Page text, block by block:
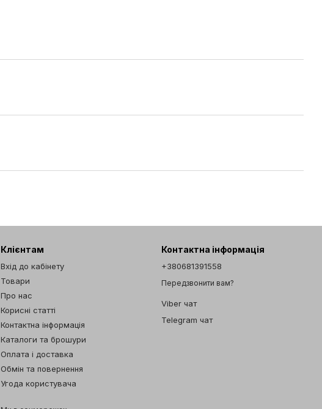
Клієнтам
Вхід до кабінету
Товари
Про нас
Корисні статті
Контактна інформація
Каталоги та брошури
Оплата і доставка
Обмін та повернення
Угода користувача
Контактна інформація
+380681391558
Передзвонити вам?
Viber чат
Telegram чат